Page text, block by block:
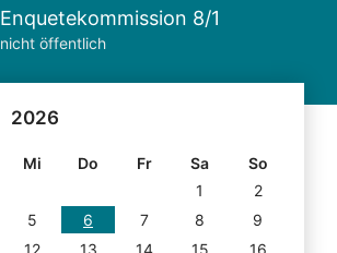
Enquetekommission 8/1
nicht öffentlich
2026
Mi Do Fr Sa
So
1
2
5 6 7 8
9
12 13 14 15
16